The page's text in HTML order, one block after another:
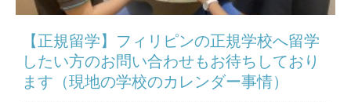
【正規留学】フィリピンの正規学校へ留学
したい方のお問い合わせもお待ちしており
ます（現地の学校のカレンダー事情）